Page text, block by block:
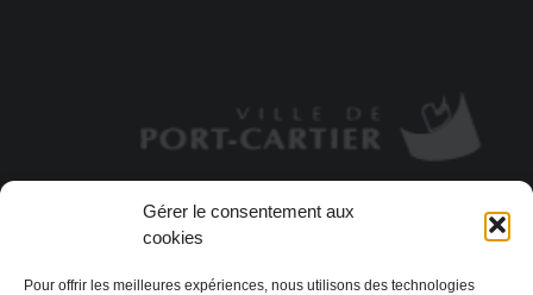
Gérer le consentement aux
cookies
Pour offrir les meilleures expériences, nous utilisons des technologies